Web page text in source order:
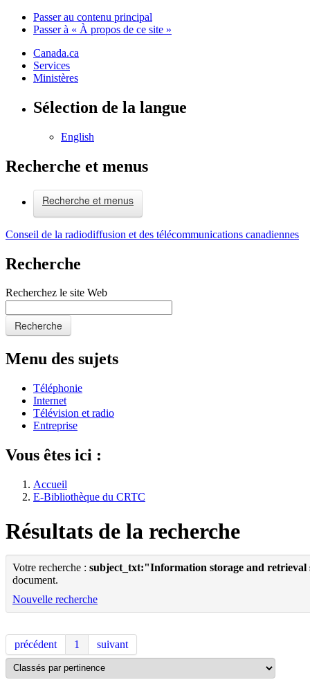
Passer au contenu principal
Passer à « À propos de ce site »
Canada.ca
Services
Ministères
Sélection de la langue
English
Recherche et menus
Recherche et menus
Conseil de la radiodiffusion et des télécommunications canadiennes
Recherche
Recherchez le site Web
Recherche
Menu des sujets
Téléphonie
Internet
Télévision et radio
Entreprise
Vous êtes ici :
Accueil
E-Bibliothèque du CRTC
Résultats de la recherche
Votre recherche : subject_txt:"Information storage and retrieval
document.
Nouvelle recherche
précédent 1 suivant